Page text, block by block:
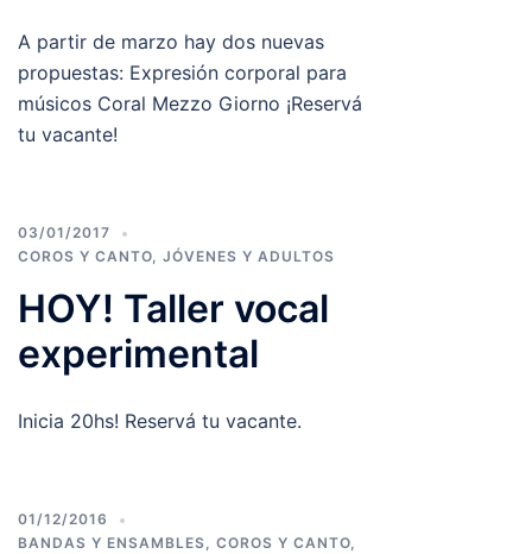
A partir de marzo hay dos nuevas
propuestas: Expresión corporal para
músicos Coral Mezzo Giorno ¡Reservá
tu vacante!
03/01/2017
COROS Y CANTO, JÓVENES Y ADULTOS
HOY! Taller vocal
experimental
Inicia 20hs! Reservá tu vacante.
01/12/2016
BANDAS Y ENSAMBLES, COROS Y CANTO,